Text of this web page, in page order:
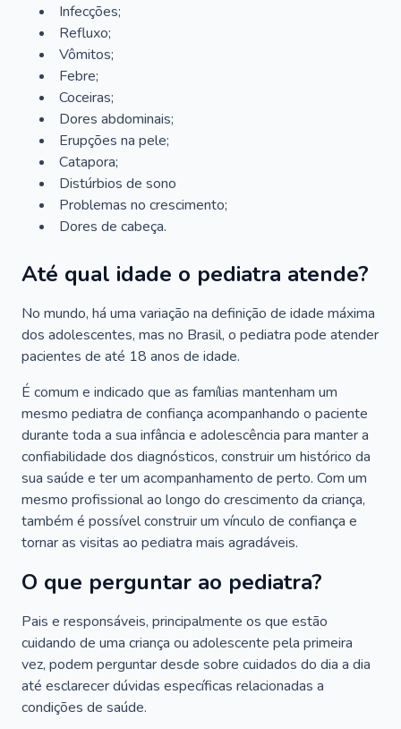
Infecções;
Refluxo;
Vômitos;
Febre;
Coceiras;
Dores abdominais;
Erupções na pele;
Catapora;
Distúrbios de sono
Problemas no crescimento;
Dores de cabeça.
Até qual idade o pediatra atende?
No mundo, há uma variação na definição de idade máxima
dos adolescentes, mas no Brasil, o pediatra pode atender
pacientes de até 18 anos de idade.
É comum e indicado que as famílias mantenham um
mesmo pediatra de confiança acompanhando o paciente
durante toda a sua infância e adolescência para manter a
confiabilidade dos diagnósticos, construir um histórico da
sua saúde e ter um acompanhamento de perto. Com um
mesmo profissional ao longo do crescimento da criança,
também é possível construir um vínculo de confiança e
tornar as visitas ao pediatra mais agradáveis.
O que perguntar ao pediatra?
Pais e responsáveis, principalmente os que estão
cuidando de uma criança ou adolescente pela primeira
vez, podem perguntar desde sobre cuidados do dia a dia
até esclarecer dúvidas específicas relacionadas a
condições de saúde.